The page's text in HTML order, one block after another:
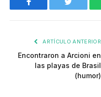
Facebook Twitter
ARTÍCULO ANTERIOR
Encontraron a Arcioni en
las playas de Brasil
(humor)